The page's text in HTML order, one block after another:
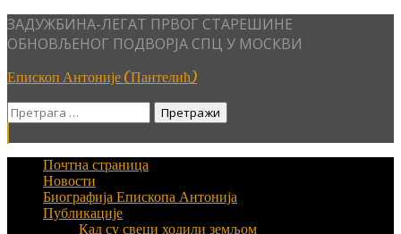
Skip
to
ЗАДУЖБИНА-ЛЕГАТ ПРВОГ СТАРЕШИНЕ
ОБНОВЉЕНОГ ПОДВОРЈА СПЦ У МОСКВИ
Епископ Антоније (Пантелић)
Претрага
Почтна страница
Новости
Биографија Епископа Антонија
Публикације
Кад су свеци ходили земљом